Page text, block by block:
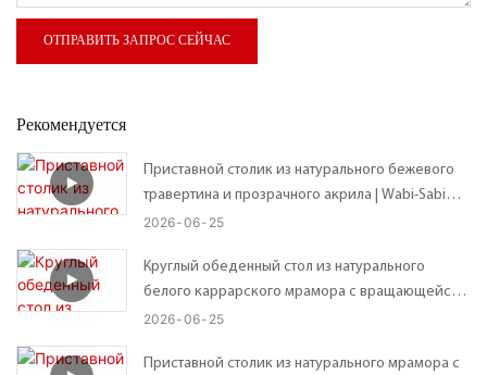
ОТПРАВИТЬ ЗАПРОС СЕЙЧАС
Рекомендуется
Приставной столик из натурального бежевого
травертина и прозрачного акрила | Wabi-Sabi
Custom Organic Неправильной формы
размеры
2026 06 25
Круглый обеденный стол из натурального
белого каррарского мрамора с вращающейся
подставкой Lazy Susan.
2026 06 25
Приставной столик из натурального мрамора с